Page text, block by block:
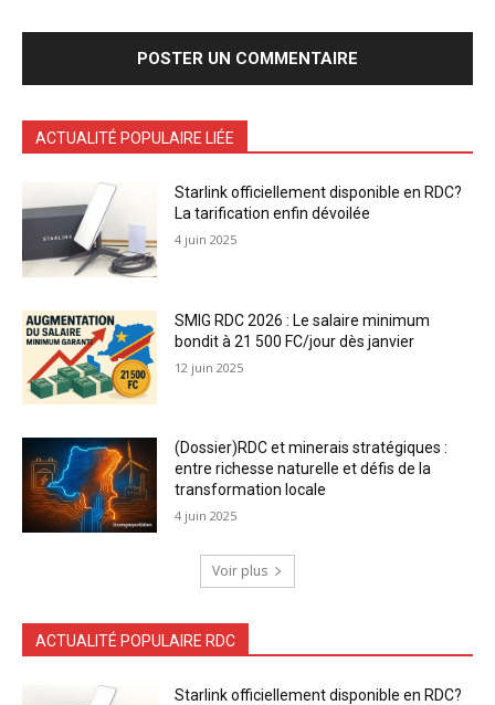
ACTUALITÉ POPULAIRE LIÉE
Starlink officiellement disponible en RDC?
La tarification enfin dévoilée
4 juin 2025
SMIG RDC 2026 : Le salaire minimum
bondit à 21 500 FC/jour dès janvier
12 juin 2025
(Dossier)RDC et minerais stratégiques :
entre richesse naturelle et défis de la
transformation locale
4 juin 2025
Voir plus
ACTUALITÉ POPULAIRE RDC
Starlink officiellement disponible en RDC?